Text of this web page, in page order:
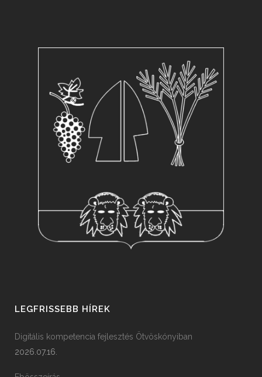
LEGFRISSEBB HÍREK
Digitális kompetencia fejlesztés Ötvöskónyiban
2026.07.16.